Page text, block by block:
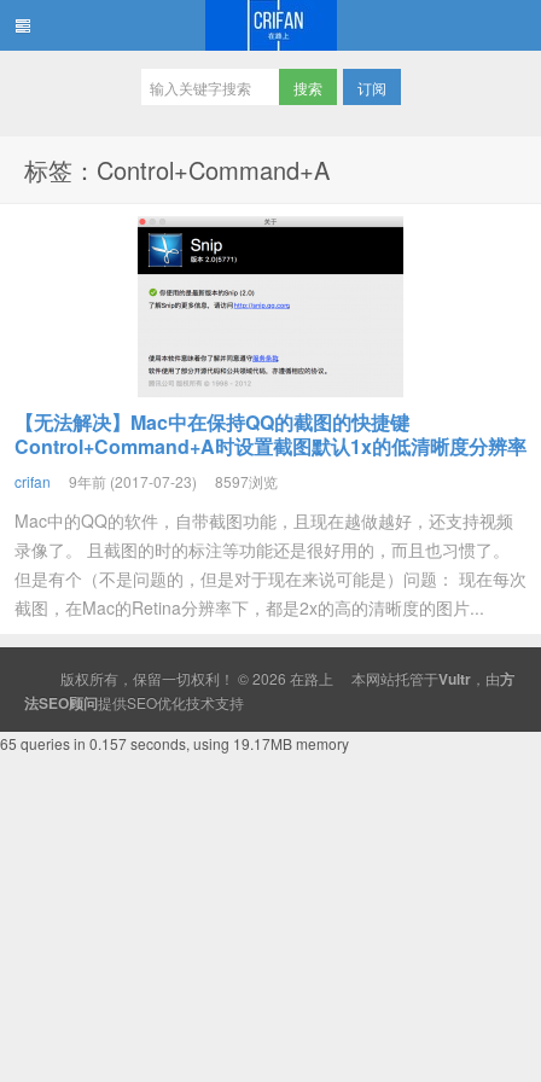
订阅
标签：Control+Command+A
【无法解决】Mac中在保持QQ的截图的快捷键
Control+Command+A时设置截图默认1x的低清晰度分辨率
crifan 9年前 (2017-07-23) 8597浏览
Mac中的QQ的软件，自带截图功能，且现在越做越好，还支持视频
录像了。 且截图的时的标注等功能还是很好用的，而且也习惯了。
但是有个（不是问题的，但是对于现在来说可能是）问题： 现在每次
截图，在Mac的Retina分辨率下，都是2x的高的清晰度的图片...
版权所有，保留一切权利！ © 2026 在路上 本网站托管于Vultr ，由方
法SEO顾问提供SEO优化技术支持
65 queries in 0.157 seconds, using 19.17MB memory